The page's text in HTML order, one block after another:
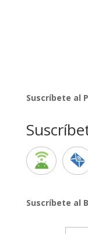
Suscríbete al
Suscríbete al